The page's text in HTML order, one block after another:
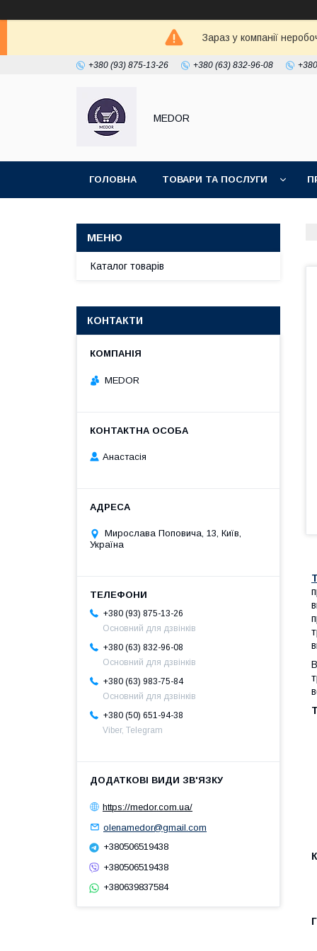
Зараз у компанії
+380 (93) 875-13-26 +380 (63) 832-96-08
MEDOR
ГОЛОВНА ТОВАРИ ТА ПОСЛУГИ
Каталог товарів
КОНТАКТИ
MEDOR
Анастасія
Мирослава Поповича, 13, Київ,
Україна
+380 (93) 875-13-26
Основний для дзвінків
+380 (63) 832-96-08
Основний для дзвінків
+380 (63) 983-75-84
Основний для дзвінків
+380 (50) 651-94-38
Viber, Telegram
https://medor.com.ua/
olenamedor@gmail.com
+380506519438
+380506519438
+380639837584